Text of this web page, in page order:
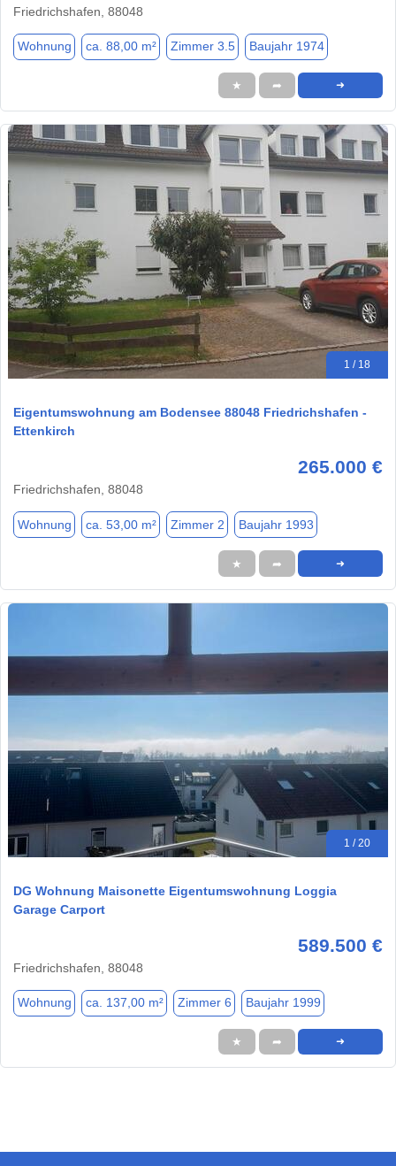
Friedrichshafen, 88048
Wohnung ca. 88,00 m² Zimmer 3.5 Baujahr 1974
★ ➦ ➜
1 / 18
Eigentumswohnung am Bodensee 88048 Friedrichshafen -
Ettenkirch
265.000 €
Friedrichshafen, 88048
Wohnung ca. 53,00 m² Zimmer 2 Baujahr 1993
★ ➦ ➜
1 / 20
DG Wohnung Maisonette Eigentumswohnung Loggia
Garage Carport
589.500 €
Friedrichshafen, 88048
Wohnung ca. 137,00 m² Zimmer 6 Baujahr 1999
★ ➦ ➜